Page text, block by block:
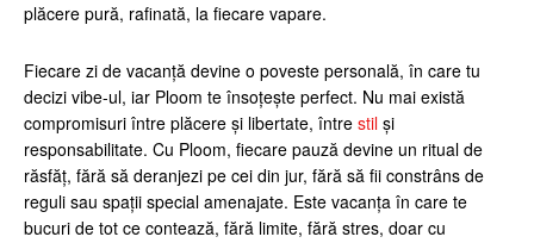
plăcere pură, rafinată, la fiecare vapare.
Fiecare zi de vacanță devine o poveste personală, în care tu
decizi vibe-ul, iar Ploom te însoțește perfect. Nu mai există
compromisuri între plăcere și libertate, între stil și
responsabilitate. Cu Ploom, fiecare pauză devine un ritual de
răsfăț, fără să deranjezi pe cei din jur, fără să fii constrâns de
reguli sau spații special amenajate. Este vacanța în care te
bucuri de tot ce contează, fără limite, fără stres, doar cu